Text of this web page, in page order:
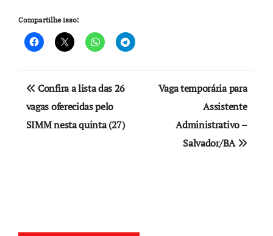
Compartilhe isso:
Navegação
de
Post
Confira a lista das 26
vagas oferecidas pelo
SIMM nesta quinta (27)
Vaga temporária para
Assistente
Administrativo –
Salvador/BA